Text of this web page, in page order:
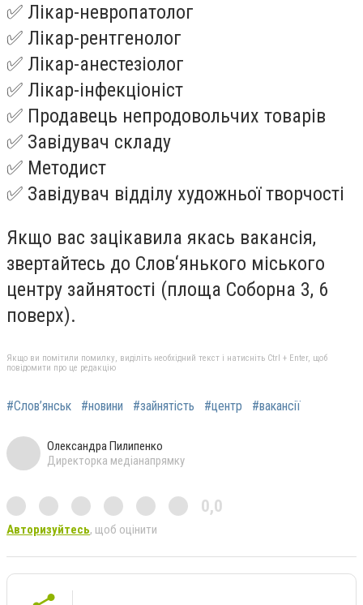
✅ Лікар-невропатолог
✅ Лікар-рентгенолог
✅ Лікар-анестезіолог
✅ Лікар-інфекціоніст
✅ Продавець непродовольчих товарів
✅ Завідувач складу
✅ Методист
✅ Завідувач відділу художньої творчості
Якщо вас зацікавила якась вакансія,
звертайтесь до Слов‘янького міського
центру зайнятості (площа Соборна 3, 6
поверх).
Якщо ви помітили помилку, виділіть необхідний текст і натисніть Ctrl + Enter, щоб
повідомити про це редакцію
#Слов’янськ #новини #зайнятість #центр #вакансії
Олександра Пилипенко
Директорка медіанапрямку
0,0
Авторизуйтесь, щоб оцінити